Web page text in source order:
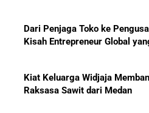
Menanti
Menjadi
Dari Penjaga Toko ke
Kisah Entrepreneur Global
Kiat Keluarga Widjaja
Raksasa Sawit dari Medan